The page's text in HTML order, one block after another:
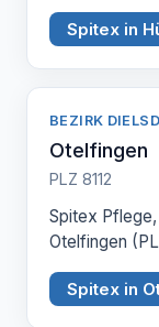
Spitex in
BEZIRK
Otelfingen
PLZ 8112
Spitex
Otelfingen
Spitex in